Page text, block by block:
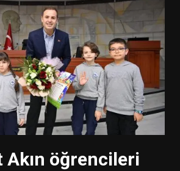
Akın öğrencileri